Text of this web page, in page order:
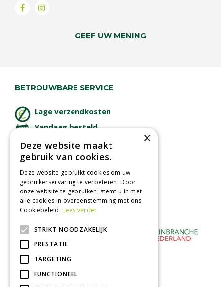
GEEF UW MENING
BETROUWBARE SERVICE
Lage verzendkosten
Vandaag besteld
Afhalen in tuincentrum
Betaal veilig
met iDeal - Wero
×
Deze website maakt
gebruik van cookies.
Deze website gebruikt cookies om uw
gebruikerservaring te verbeteren. Door
onze website te gebruiken, stemt u in met
alle cookies in overeenstemming met ons
Cookiebeleid. Lees verder
STRIKT NOODZAKELIJK
PRESTATIE
TARGETING
FUNCTIONEEL